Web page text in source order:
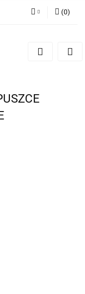
Zarejestruj się
(0)